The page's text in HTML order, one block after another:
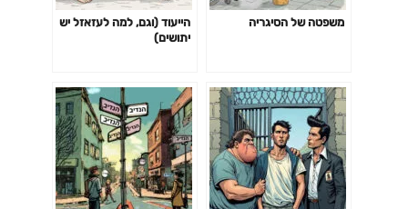
משפטה של הסיגריה
הייעוד (וגם, למה לעזאזל יש
יתושים)